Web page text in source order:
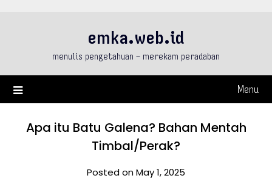
emka.web.id
menulis pengetahuan – merekam peradaban
Menu
Apa itu Batu Galena? Bahan Mentah
Timbal/Perak?
Posted on May 1, 2025